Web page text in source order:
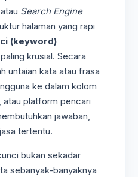
Search Engine
halaman yang rapi
(keyword)
krusial. Secara
untaian kata atau frasa
ke dalam kolom
atau platform pencari
jawaban,
tertentu.
bukan sekadar
sebanyak-banyaknya